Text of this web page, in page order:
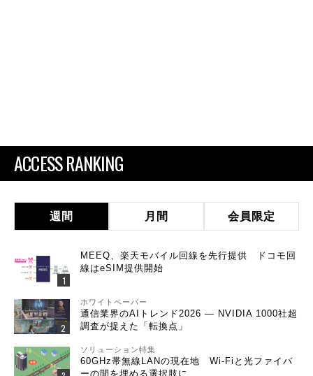
ACCESS RANKING
週間 月間 会員限定
MEEQ、楽天モバイル回線を先行提供 ドコモ回
線はeSIM提供開始
ホワイトペーパー
通信業界のAIトレンド2026 ― NVIDIA 1000社超
調査が捉えた「転換点」
ソリューション特集
60GHz帯無線LANの現在地 Wi-Fiと光ファイバ
ーの間を埋める選択肢に